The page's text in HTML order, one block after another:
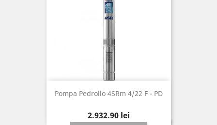
Pompa Pedrollo 4SRm 4/22 F - PD
Pret
2.932,90 lei